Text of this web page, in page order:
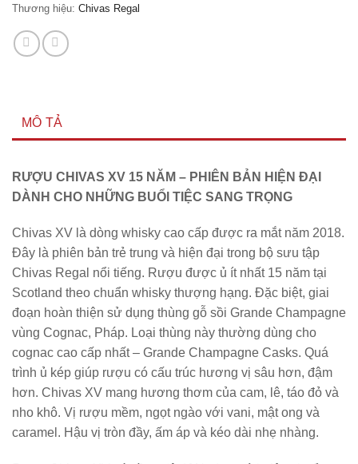
Thương hiệu: Chivas Regal
MÔ TẢ
RƯỢU CHIVAS XV 15 NĂM – PHIÊN BẢN HIỆN ĐẠI
DÀNH CHO NHỮNG BUỔI TIỆC SANG TRỌNG
Chivas XV là dòng whisky cao cấp được ra mắt năm 2018.
Đây là phiên bản trẻ trung và hiện đại trong bộ sưu tập
Chivas Regal nổi tiếng. Rượu được ủ ít nhất 15 năm tại
Scotland theo chuẩn whisky thượng hạng. Đặc biệt, giai
đoạn hoàn thiện sử dụng thùng gỗ sồi Grande Champagne
vùng Cognac, Pháp. Loại thùng này thường dùng cho
cognac cao cấp nhất – Grande Champagne Casks. Quá
trình ủ kép giúp rượu có cấu trúc hương vị sâu hơn, đậm
hơn. Chivas XV mang hương thơm của cam, lê, táo đỏ và
nho khô. Vị rượu mềm, ngọt ngào với vani, mật ong và
caramel. Hậu vị tròn đầy, ấm áp và kéo dài nhẹ nhàng.